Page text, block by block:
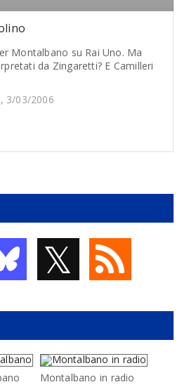
Montalbano su Rai Uno. Ma
da Zingaretti? E Camilleri
3/03/2006
𝕏
Montalbano in radio